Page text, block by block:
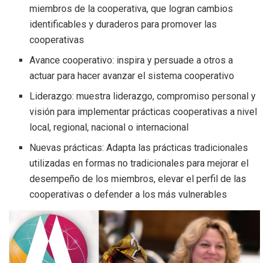
miembros de la cooperativa, que logran cambios
identificables y duraderos para promover las
cooperativas
Avance cooperativo: inspira y persuade a otros a
actuar para hacer avanzar el sistema cooperativo
Liderazgo: muestra liderazgo, compromiso personal y
visión para implementar prácticas cooperativas a nivel
local, regional, nacional o internacional
Nuevas prácticas: Adapta las prácticas tradicionales
utilizadas en formas no tradicionales para mejorar el
desempeño de los miembros, elevar el perfil de las
cooperativas o defender a los más vulnerables